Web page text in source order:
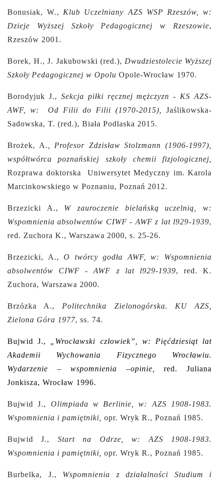
Bonusiak, W., Klub Uczelniany AZS WSP Rzeszów, w:
Dzieje Wyższej Szkoły Pedagogicznej w Rzeszowie,
Rzeszów 2001.
Borek, H., J. Jakubowski (red.), Dwudziestolecie Wyższej
Szkoły Pedagogicznej w Opolu Opole-Wrocław 1970.
Borodyjuk J., Sekcja piłki ręcznej mężczyzn - KS AZS-
AWF, w: Od Filii do Filii (1970-2015),
Jaślikowska-
Sadowska, T. (red.), Biała Podlaska 2015.
Brożek, A., Profesor Zdzisław Stolzmann (1906-1997),
współtwórca poznańskiej szkoły chemii fizjologicznej,
Rozprawa doktorska Uniwersytet Medyczny im. Karola
Marcinkowskiego w Poznaniu, Poznań 2012.
Brzezicki A., W zauroczenie bielańską uczelnią, w:
Wspomnienia absolwentów CIWF - AWF z lat l929-1939,
red. Zuchora K., Warszawa 2000, s. 25-26.
Brzezicki, A.,O twórcy godła AWF, w: Wspomnienia
absolwentów CIWF - AWF z lat l929-1939, red. K.
Zuchora, Warszawa 2000.
Brzózka A., Politechnika Zielonogórska. KU AZS,
Zielona Góra 1977, ss. 74.
Bujwid J.,
„Wrocławski człowiek”, w: Pięćdziesiąt lat
Akademii Wychowania Fizycznego Wrocławiu.
Wydarzenie – wspomnienia –opinie,
red. Juliana
Jonkisza, Wrocław 1996.
Bujwid J., Olimpiada w Berlinie, w: AZS 1908-1983.
Wspomnienia i pamiętniki,
opr. Wryk R., Poznań 1985.
Bujwid J., Start na Odrze, w: AZS 1908-1983.
Wspomnienia i pamiętniki,
opr. Wryk R., Poznań 1985.
Burbelka, J., Wspomnienia z działalności Studium i